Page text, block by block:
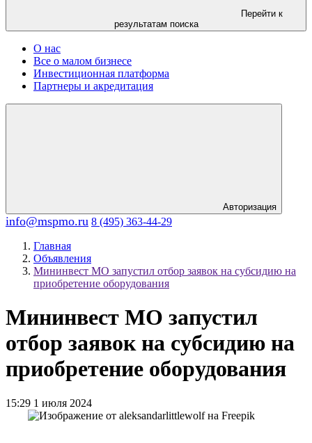
Перейти к
результатам поиска
О нас
Все о малом бизнесе
Инвестиционная платформа
Партнеры и акредитация
Авторизация
info@mspmo.ru 8 (495) 363-44-29
Главная
Объявления
Мининвест МО запустил отбор заявок на субсидию на
приобретение оборудования
Мининвест МО запустил
отбор заявок на субсидию на
приобретение оборудования
15:29 1 июля 2024